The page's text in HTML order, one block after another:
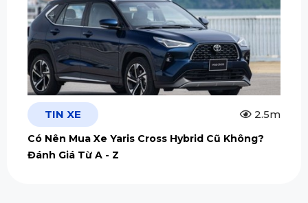
TIN XE 2.5m
Có Nên Mua Xe Yaris Cross Hybrid Cũ Không?
Đánh Giá Từ A - Z